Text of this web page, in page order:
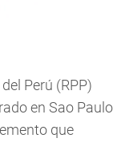
Perú (RPP)
en Sao Paulo
que